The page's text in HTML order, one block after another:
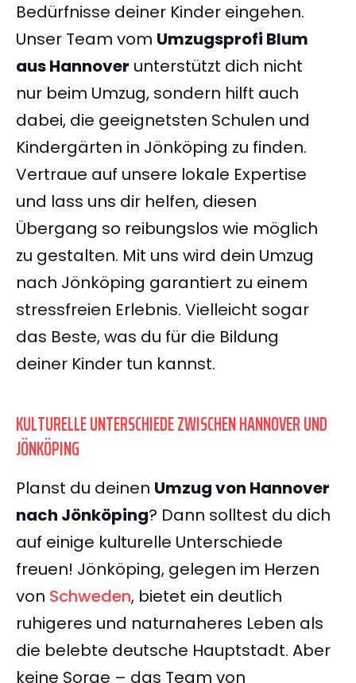
Bedürfnisse deiner Kinder eingehen.
Unser Team vom Umzugsprofi Blum
aus Hannover unterstützt dich nicht
nur beim Umzug, sondern hilft auch
dabei, die geeignetsten Schulen und
Kindergärten in Jönköping zu finden.
Vertraue auf unsere lokale Expertise
und lass uns dir helfen, diesen
Übergang so reibungslos wie möglich
zu gestalten. Mit uns wird dein Umzug
nach Jönköping garantiert zu einem
stressfreien Erlebnis. Vielleicht sogar
das Beste, was du für die Bildung
deiner Kinder tun kannst.
KULTURELLE UNTERSCHIEDE ZWISCHEN HANNOVER UND
JÖNKÖPING
Planst du deinen Umzug von Hannover
nach Jönköping? Dann solltest du dich
auf einige kulturelle Unterschiede
freuen! Jönköping, gelegen im Herzen
von Schweden, bietet ein deutlich
ruhigeres und naturnaheres Leben als
die belebte deutsche Hauptstadt. Aber
keine Sorge – das Team von